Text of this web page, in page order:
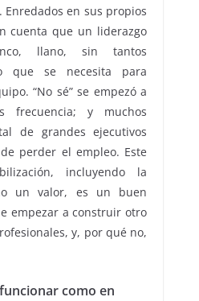
Enredados en sus propios
cuenta que un liderazgo
llano, sin tantos
que se necesita para
“No sé” se empezó a
frecuencia; y muchos
de grandes ejecutivos
perder el empleo. Este
incluyendo la
un valor, es un buen
empezar a construir otro
y, por qué no,
como en